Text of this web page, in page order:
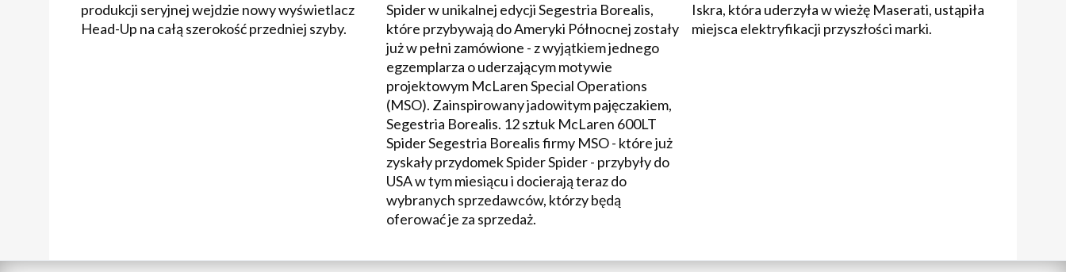
produkcji seryjnej wejdzie nowy wyświetlacz
Head-Up na całą szerokość przedniej szyby.
Spider w unikalnej edycji Segestria Borealis,
które przybywają do Ameryki Północnej zostały
już w pełni zamówione - z wyjątkiem jednego
egzemplarza o uderzającym motywie
projektowym McLaren Special Operations
(MSO). Zainspirowany jadowitym pajęczakiem,
Segestria Borealis. 12 sztuk McLaren 600LT
Spider Segestria Borealis firmy MSO - które już
zyskały przydomek Spider Spider - przybyły do
USA w tym miesiącu i docierają teraz do
wybranych sprzedawców, którzy będą
oferować je za sprzedaż.
Iskra, która uderzyła w wieżę Maserati, ustąpiła
miejsca elektryfikacji przyszłości marki.